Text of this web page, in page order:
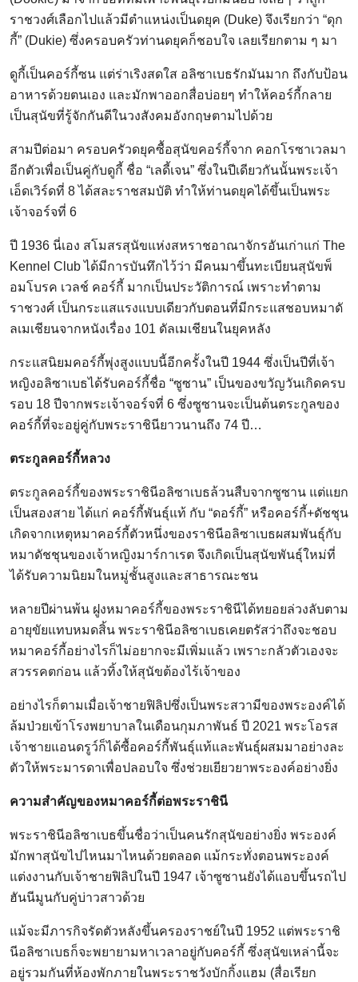
ราชวงศ์เลือกไปแล้วมีตำแหน่งเป็นดยุค (Duke) จึงเรียกว่า “ดุก
กี้” (Dukie) ซึ่งครอบครัวท่านดยุคก็ชอบใจ เลยเรียกตาม ๆ มา
ดูกี้เป็นคอร์กี้ซน แต่ร่าเริงสดใส อลิซาเบธรักมันมาก ถึงกับป้อน
อาหารด้วยตนเอง และมักพาออกสื่อบ่อยๆ ทำให้คอร์กี้กลาย
เป็นสุนัขที่รู้จักกันดีในวงสังคมอังกฤษตามไปด้วย
สามปีต่อมา ครอบครัวดยุคซื้อสุนัขคอร์กี้จาก คอกโรซาเวลมา
อีกตัวเพื่อเป็นคู่กับดูกี้ ชื่อ “เลดี้เจน” ซึ่งในปีเดียวกันนั้นพระเจ้า
เอ็ดเวิร์ดที่ 8 ได้สละราชสมบัติ ทำให้ท่านดยุคได้ขึ้นเป็นพระ
เจ้าจอร์จที่ 6
ปี 1936 นี่เอง สโมสรสุนัขแห่งสหราชอาณาจักรอันเก่าแก่ The
Kennel Club ได้มีการบันทึกไว้ว่า มีคนมาขึ้นทะเบียนสุนัขพ็
อมโบรค เวลช์ คอร์กี้ มากเป็นประวัติการณ์ เพราะทำตาม
ราชวงศ์ เป็นกระแสแรงแบบเดียวกับตอนที่มีกระแสชอบหมาดั
ลเมเชียนจากหนังเรื่อง 101 ดัลเมเชียนในยุคหลัง
กระแสนิยมคอร์กี้พุ่งสูงแบบนี้อีกครั้งในปี 1944 ซึ่งเป็นปีที่เจ้า
หญิงอลิซาเบธได้รับคอร์กี้ชื่อ “ซูซาน” เป็นของขวัญวันเกิดครบ
รอบ 18 ปีจากพระเจ้าจอร์จที่ 6 ซึ่งซูซานจะเป็นต้นตระกูลของ
คอร์กี้ที่จะอยู่คู่กับพระราชินียาวนานถึง 74 ปี…
ตระกูลคอร์กี้หลวง
ตระกูลคอร์กี้ของพระราชินีอลิซาเบธล้วนสืบจากซูซาน แต่แยก
เป็นสองสาย ได้แก่ คอร์กี้พันธุ์แท้ กับ “ดอร์กี้” หรือคอร์กี้+ดัชชุน
เกิดจากเหตุหมาคอร์กี้ตัวหนึ่งของราชินีอลิซาเบธผสมพันธุ์กับ
หมาดัชชุนของเจ้าหญิงมาร์กาเรต จึงเกิดเป็นสุนัขพันธุ์ใหม่ที่
ได้รับความนิยมในหมู่ชั้นสูงและสาธารณะชน
หลายปีผ่านพ้น ฝูงหมาคอร์กี้ของพระราชินีได้ทยอยล่วงลับตาม
อายุขัยแทบหมดสิ้น พระราชินีอลิซาเบธเคยตรัสว่าถึงจะชอบ
หมาคอร์กี้อย่างไรก็ไม่อยากจะมีเพิ่มแล้ว เพราะกลัวตัวเองจะ
สวรรคตก่อน แล้วทิ้งให้สุนัขต้องไร้เจ้าของ
อย่างไรก็ตามเมื่อเจ้าชายฟิลิปซึ่งเป็นพระสวามีของพระองค์ได้
ล้มป่วยเข้าโรงพยาบาลในเดือนกุมภาพันธ์ ปี 2021 พระโอรส
เจ้าชายแอนดรูว์ก็ได้ซื้อคอร์กี้พันธุ์แท้และพันธุ์ผสมมาอย่างละ
ตัวให้พระมารดาเพื่อปลอบใจ ซึ่งช่วยเยียวยาพระองค์อย่างยิ่ง
ความสำคัญของหมาคอร์กี้ต่อพระราชินี
พระราชินีอลิซาเบธขึ้นชื่อว่าเป็นคนรักสุนัขอย่างยิ่ง พระองค์
มักพาสุนัขไปไหนมาไหนด้วยตลอด แม้กระทั่งตอนพระองค์
แต่งงานกับเจ้าชายฟิลิปในปี 1947 เจ้าซูซานยังได้แอบขึ้นรถไป
ฮันนีมูนกับคู่บ่าวสาวด้วย
แม้จะมีภารกิจรัดตัวหลังขึ้นครองราชย์ในปี 1952 แต่พระราชิ
นีอลิซาเบธก็จะพยายามหาเวลาอยู่กับคอร์กี้ ซึ่งสุนัขเหล่านี้จะ
อยู่รวมกันที่ห้องพักภายในพระราชวังบักกิ้งแฮม (สื่อเรียก